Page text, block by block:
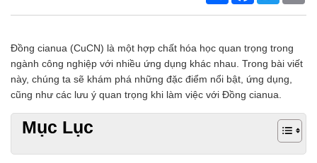
Chất phụ gia chống đông vón
Chất phụ gia tạo cấu trúc
Chất phụ gia bảo quản
Chất phụ gia nem giò chả
Chất phụ gia bún mì phở
Chất phụ gia bánh kẹo kem
Đồng cianua (CuCN) là một hợp chất hóa học quan trọng trong
ngành công nghiệp với nhiều ứng dụng khác nhau. Trong bài viết
này, chúng ta sẽ khám phá những đặc điểm nổi bật, ứng dụng,
cũng như các lưu ý quan trọng khi làm việc với Đồng cianua.
Mục Lục